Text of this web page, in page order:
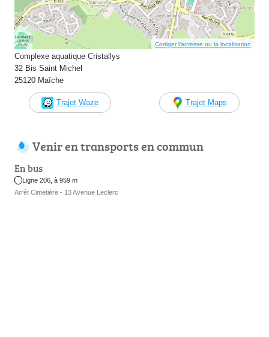
Corriger l’adresse ou la localisation
Complexe aquatique Cristallys
32 Bis Saint Michel
25120 Maîche
Trajet Waze Trajet Maps
Venir en transports en commun
En bus
Ligne 206, à 959 m
Arrêt Cimetière - 13 Avenue Leclerc